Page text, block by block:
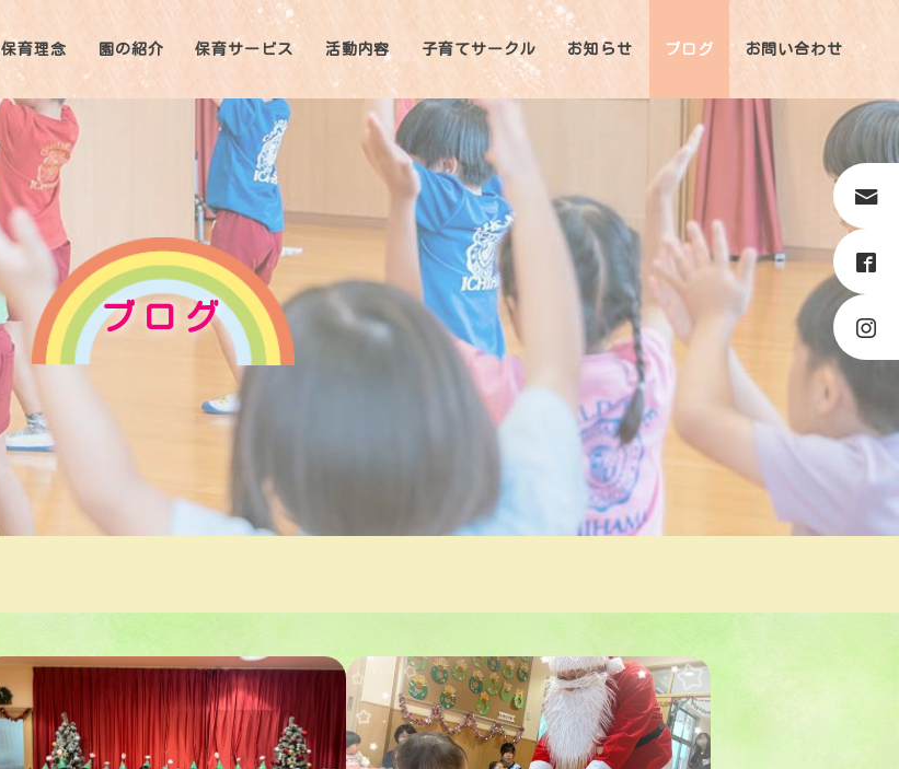
保育理念 園の紹介 保育サービス 活動内容 子育てサークル お知らせ ブログ お問い合わせ
ブログ